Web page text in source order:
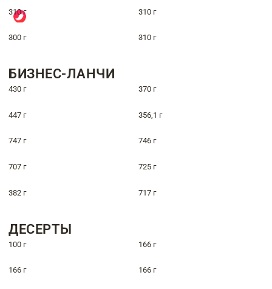
310 г 310 г
300 г 310 г
БИЗНЕС-ЛАНЧИ
430 г 370 г
447 г 356,1 г
747 г 746 г
707 г 725 г
382 г 717 г
ДЕСЕРТЫ
100 г 166 г
166 г 166 г